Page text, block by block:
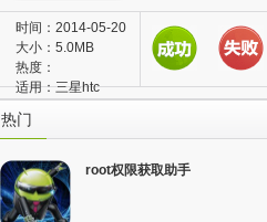
时间：2014-05-20
大小：5.0MB
热度：
适用：三星htc
热门
root权限获取助手